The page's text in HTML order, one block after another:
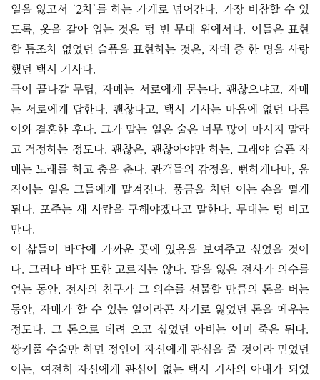
일을 잃고서 ‘2차’를 하는 가게로 넘어간다. 가장 비참할 수 있
도록, 옷을 갈아 입는 것은 텅 빈 무대 위에서다. 이들은 표현
할 틈조차 없었던 슬픔을 표현하는 것은, 자매 중 한 명을 사랑
했던 택시 기사다.
극이 끝나갈 무렵, 자매는 서로에게 묻는다. 괜찮으냐고. 자매
는 서로에게 답한다. 괜찮다고. 택시 기사는 마음에 없던 다른
이와 결혼한 후다. 그가 맡는 일은 술은 너무 많이 마시지 말라
고 걱정하는 정도다. 괜찮은, 괜찮아야만 하는, 그래야 슬픈 자
매는 노래를 하고 춤을 춘다. 관객들의 감정을, 뻔하게나마, 움
직이는 일은 그들에게 맡겨진다. 풍금을 치던 이는 손을 떨게
된다. 포주는 새 사람을 구해야겠다고 말한다. 무대는 텅 비고
만다.
이 삶들이 바닥에 가까운 곳에 있음을 보여주고 싶었을 것이
다. 그러나 바닥 또한 고르지는 않다. 팔을 잃은 전사가 의수를
얻는 동안, 전사의 친구가 그 의수를 선물할 만큼의 돈을 버는
동안, 자매가 할 수 있는 일이라곤 사기로 잃었던 돈을 메우는
정도다. 그 돈으로 데려 오고 싶었던 아비는 이미 죽은 뒤다.
쌍커풀 수술만 하면 정인이 자신에게 관심을 줄 것이라 믿었던
이는, 여전히 자신에게 관심이 없는 택시 기사의 아내가 되었